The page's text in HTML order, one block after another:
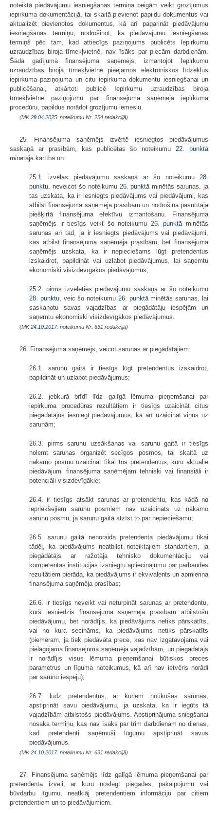
noteiktā piedāvājumu iesniegšanas termiņa beigām veikt grozījumus
iepirkuma dokumentācijā, tai skaitā pievienot papildu dokumentus vai
aktualizēt pievienotos dokumentus, kā arī pagarināt piedāvājumu
iesniegšanas termiņu, nodrošinot, ka piedāvājumu iesniegšanas
termiņš pēc tam, kad attiecīgs paziņojums publicēts Iepirkumu
uzraudzības biroja tīmekļvietnē, nav īsāks par piecām darbdienām.
Šādā gadījumā finansējuma saņēmējs, izmantojot Iepirkumu
uzraudzības biroja tīmekļvietnē pieejamos elektroniskos līdzekļus
iepirkuma paziņojuma un citu iepirkuma dokumentu iesniegšanai un
publicēšanai, atkārtoti publicē Iepirkumu uzraudzības biroja
tīmekļvietnē paziņojumu par finansējuma saņēmēja iepirkuma
procedūru, papildus norādot grozījumu iemeslu.
(MK29.04.2025. noteikumu Nr. 254 redakcijā)
25. Finansējuma saņēmējs izvērtē iesniegtos piedāvājumus
saskaņā ar prasībām, kas publicētas šo noteikumu 22. punktā
minētajā kārtībā un:
25.1. izvēlas piedāvājumu saskaņā ar šo noteikumu 28.
punktu , neveicot šo noteikumu 26. punktā minētās sarunas, ja
tas uzskata, ka ir iesniegts piedāvājums vai piedāvājumi, kas
atbilst finansējuma saņēmēja prasībām un nodrošina pasūtītāja
piešķirtā finansējuma efektīvu izmantošanu. Finansējuma
saņēmējs ir tiesīgs veikt šo noteikumu 26. punktā minētās
sarunas arī tad, ja ir iesniegts piedāvājums vai piedāvājumi,
kas atbilst finansējuma saņēmēja prasībām, bet finansējuma
saņēmējs uzskata, ka ir nepieciešams lūgt pretendentus
izskaidrot, papildināt vai uzlabot piedāvājumus, lai saņemtu
ekonomiski visizdevīgākos piedāvājumus;
25.2. pirms izvēlēties piedāvājumu saskaņā ar šo noteikumu
28. punktu, veic šo noteikumu 26. punktāminētās sarunas, lai
saskaņotu savas vajadzības ar piegādātāju iespējām un
saņemtu ekonomiski visizdevīgākos piedāvājumus.
(MK24.10.2017. noteikumu Nr. 631 redakcijā)
26. Finansējuma saņēmējs, veicot sarunas ar piegādātājiem:
26.1. sarunu gaitā ir tiesīgs lūgt pretendentus izskaidrot,
papildināt un uzlabot piedāvājumus;
26.2. jebkurā brīdī līdz galīgā lēmuma pieņemšanai par
iepirkuma procedūras rezultātiem ir tiesīgs uzaicināt citus
piegādātājus iesniegt piedāvājumus, kā arī uzaicināt viņus uz
sarunām;
26.3. pirms sarunu uzsākšanas vai sarunu gaitā ir tiesīgs
nolemt sarunas organizēt secīgos posmos, tai skaitā uz
nākamo posmu uzaicināt tikai tos pretendentus, kuru aktuālie
piedāvājumi finansējuma saņēmējam tehniski vai finansiāli ir
potenciāli visizdevīgākie;
26.4. ir tiesīgs atsākt sarunas ar pretendentu, kas kādā no
iepriekšējiem sarunu posmiem nav uzaicināts uz nākamo
sarunu posmu, ja sarunu gaitā atzīst to par nepieciešamu;
26.5. sarunu gaitā nenoraida pretendenta piedāvājumu tikai
tādēļ, ka piedāvājums neatbilst noteiktajiem standartiem, ja
piegādātājs ar ražotāja tehnisko dokumentāciju vai
kompetentas institūcijas izsniegtu apliecinājumu par pārbaudes
rezultātiem pierāda, ka piedāvājums ir ekvivalents un apmierina
finansējuma saņēmēja prasības;
26.6. ir tiesīgs neveikt vai neturpināt sarunas ar pretendentu,
kurš iesniedzis finansējuma saņēmēja prasībām atbilstošu
piedāvājumu, bet norādījis, ka piedāvājums netiks pārskatīts,
vai no kura secināms, ka piedāvājums netiks pārskatīts
(piemēram, ja tiek piedāvāta prece, kas nav izgatavojama vai
pielāgojama finansējuma saņēmēja vajadzībām, un piegādātājs
ir norādījis visus lēmuma pieņemšanai būtiskos preces
parametrus un līguma noteikumus, kā arī nav ietvēris norādi
par sarunu iespēju);
26.7. lūdz pretendentus, ar kuriem notikušas sarunas,
apstiprināt savu piedāvājumu, ja uzskata, ka ir iegūts tā
vajadzībām atbilstošs piedāvājums. Apstiprinājuma sniegšanai
nosaka termiņu, kas nav īsāks par trim darbdienām no dienas,
kad pretendenti saņēmuši lūgumu apstiprināt savus
piedāvājumus.
(MK24.10.2017. noteikumu Nr. 631 redakcijā)
27. Finansējuma saņēmējs līdz galīgā lēmuma pieņemšanai par
pretendenta izvēli, ar kuru noslēgt piegādes, pakalpojumu vai
būvdarbu līgumu, neatklāj pretendentiem informāciju par citiem
pretendentiem un to piedāvājumiem.